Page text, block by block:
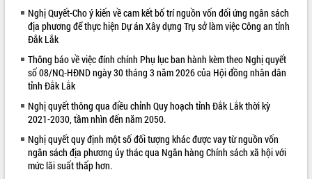
LIÊN KẾT WEB
Nghị Quyết-Cho ý kiến về cam kết bố trí nguồn vốn đối ứng ngân sách
địa phương để thực hiện Dự án Xây dựng Trụ sở làm việc Công an tỉnh
Đắk Lắk
Thông báo về việc đính chính Phụ lục ban hành kèm theo Nghị quyết
số 08/NQ-HĐND ngày 30 tháng 3 năm 2026 của Hội đồng nhân dân
tỉnh Đắk Lắk
Nghị quyết thông qua điều chỉnh Quy hoạch tỉnh Đắk Lắk thời kỳ
2021-2030, tầm nhìn đến năm 2050.
Nghị quyết quy định một số đối tượng khác được vay từ nguồn vốn
ngân sách địa phương ủy thác qua Ngân hàng Chính sách xã hội với
mức lãi suất thấp hơn.